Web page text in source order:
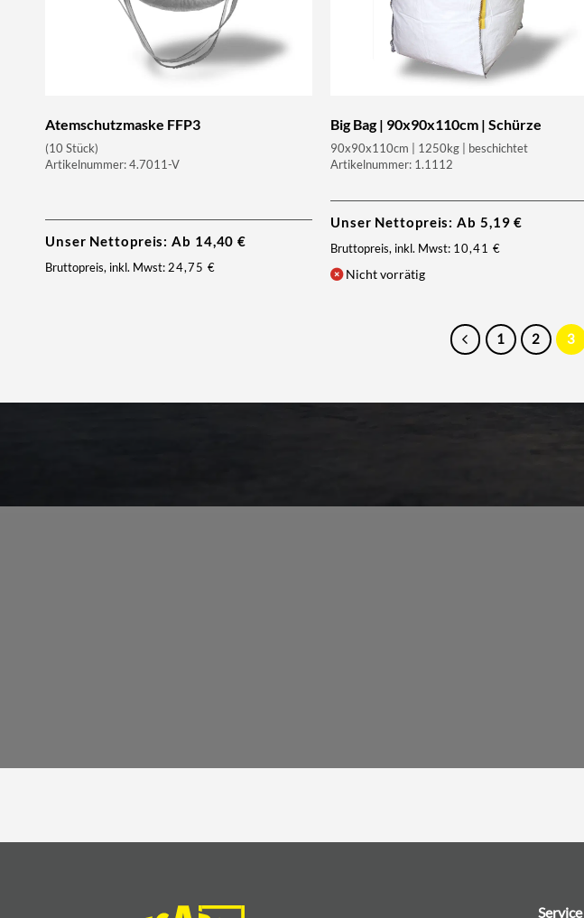
Atemschutzmaske FFP3
(10 Stück)
Artikelnummer: 4.7011-V
Unser Nettopreis: Ab 14,40€
Bruttopreis, inkl. Mwst: 24,75 €
Big Bag | 90x90x110cm | Schürze
90x90x110cm | 1250kg | beschichtet
Artikelnummer: 1.1112
Unser Nettopreis: Ab 5,19€
Bruttopreis, inkl. Mwst: 10,41 €
Nicht vorrätig
1 2 3
Service